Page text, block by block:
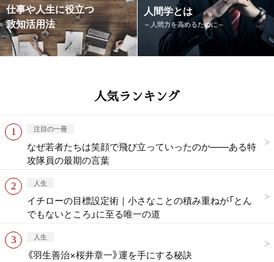
仕事や人生に役立つ
致知活用法
人間学とは
～人間力を高めるために～
人気ランキング
注目の一冊
なぜ若者たちは笑顔で飛び立っていったのか——ある特
攻隊員の最期の言葉
人生
イチローの目標設定術｜小さなことの積み重ねが「とん
でもないところ」に至る唯一の道
人生
《羽生善治×桜井章一》運を手にする秘訣